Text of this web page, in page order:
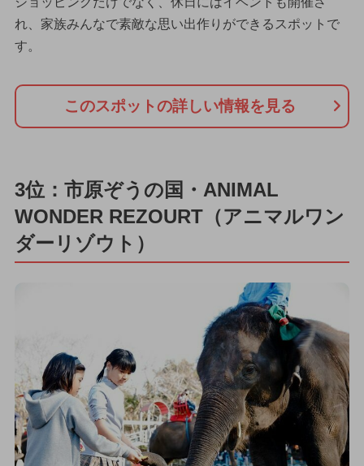
れ、家族みんなで素敵な思い出作りができるスポットで
す。
このスポットの詳しい情報を見る
3位：市原ぞうの国・ANIMAL
WONDER REZOURT（アニマルワン
ダーリゾウト）